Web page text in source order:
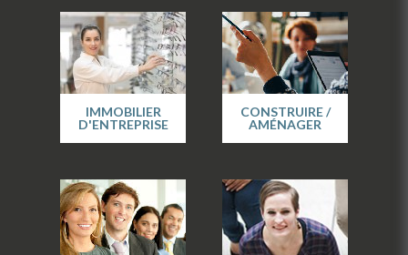
IMMOBILIER
D'ENTREPRISE
CONSTRUIRE /
AMÉNAGER